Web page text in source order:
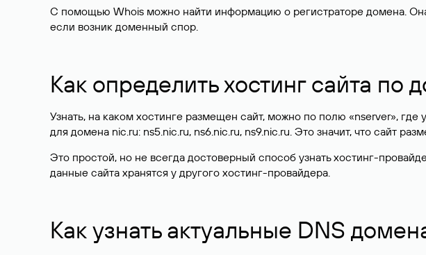
С помощью Whois можно найти информацию о регистраторе домена.
если возник доменный спор.
Как определить хостинг сайта по
Узнать, на каком хостинге размещен сайт, можно по полю «nserver»,
для домена nic.ru: ns5.nic.ru, ns6.nic.ru, ns9.nic.ru. Это значит, что сайт
Это простой, но не всегда достоверный способ узнать хостинг-
данные сайта хранятся у другого хостинг-провайдера.
Как узнать актуальные DNS